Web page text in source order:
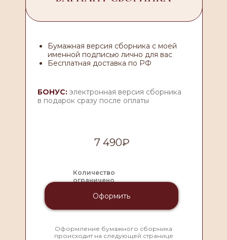
БОНУС: электронная версия сборника
в подарок сразу после оплаты
Оформление бумажного сборника
происходит на следующей странице
Количество
ограничено
Бумажная версия сборника с моей
именной подписью лично для вас
Бесплатная доставка по РФ
Оформить
7 490₽